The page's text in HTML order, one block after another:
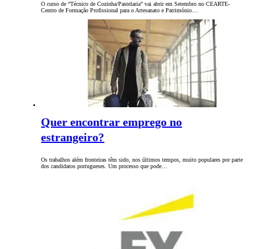
O curso de “Técnico de Cozinha/Pastelaria” vai abrir em Setembro no CEARTE-
Centro de Formação Profissional para o Artesanato e Património…
Quer encontrar emprego no
estrangeiro?
Os trabalhos além fronteiras têm sido, nos últimos tempos, muito populares por parte
dos candidatos portugueses. Um processo que pode…